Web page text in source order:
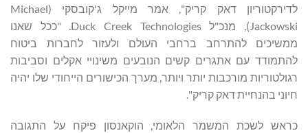
לדירקטוריון דאק קריק", אמר מייקל ג'קובסקי (Michael
Jackowski), מנכ"ל Duck Creek Technologies. "ככל שאנו
ממשיכים להתרחב ברחבי העולם ולעזור לחברות ביטוח
להתמודד עם אתגרים קשים הנובעים משינויי אקלים וסביבות
רגולטוריות מורכבות יותר ויותר, מערך הכישורים הייחודי שלו יהיה
חיוני בהנחיית דאק קריק".
כראש לשכת המשמר הלאומי, הוקאנסון פיקח על התגובה